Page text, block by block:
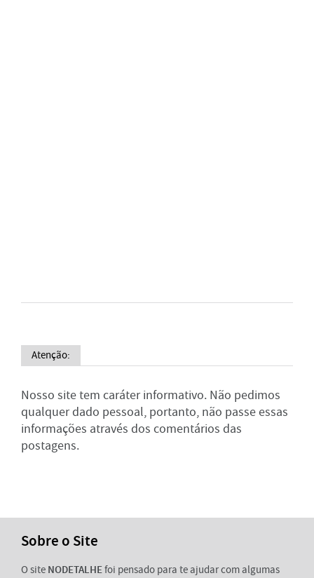
Atenção:
Nosso site tem caráter informativo. Não pedimos
qualquer dado pessoal, portanto, não passe essas
informações através dos comentários das
postagens.
Sobre o Site
O site NODETALHEfoi pensado para te ajudar com algumas